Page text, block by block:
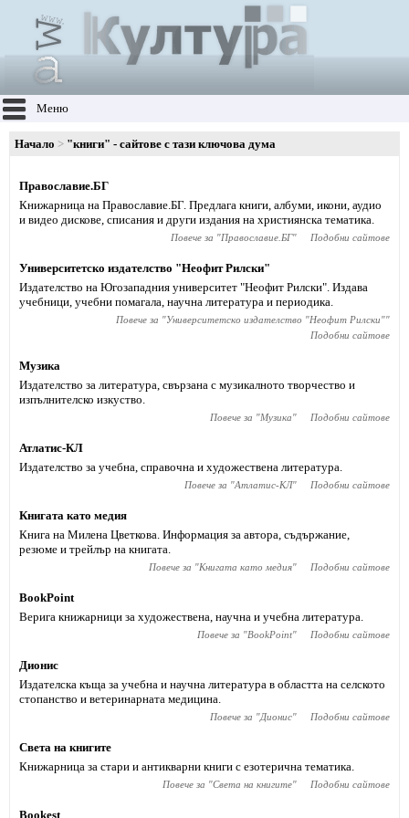
Меню
Начало "книги" - сайтове с тази ключова дума
Православие.БГ
Книжарница на Православие.БГ. Предлага книги, албуми, икони, аудио
и видео дискове, списания и други издания на християнска тематика.
Повече за "Православие.БГ" Подобни сайтове
Университетско издателство "Неофит Рилски"
Издателство на Югозападния университет "Неофит Рилски". Издава
учебници, учебни помагала, научна литература и периодика.
Повече за "Университетско издателство "Неофит Рилски""
Подобни сайтове
Музика
Издателство за литература, свързана с музикалното творчество и
изпълнителско изкуство.
Повече за "Музика" Подобни сайтове
Атлатис-КЛ
Издателство за учебна, справочна и художествена литература.
Повече за "Атлатис-КЛ" Подобни сайтове
Книгата като медия
Книга на Милена Цветкова. Информация за автора, съдържание,
резюме и трейлър на книгата.
Повече за "Книгата като медия" Подобни сайтове
BookPoint
Верига книжарници за художествена, научна и учебна литература.
Повече за "BookPoint" Подобни сайтове
Дионис
Издателска къща за учебна и научна литература в областта на селското
стопанство и ветеринарната медицина.
Повече за "Дионис" Подобни сайтове
Света на книгите
Книжарница за стари и антикварни книги с езотерична тематика.
Повече за "Света на книгите" Подобни сайтове
Bookest